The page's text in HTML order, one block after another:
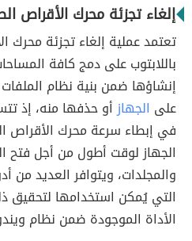
إلغاء تجزئة محرك الأقراص
تعتمد عملية إلغاء تجزئة محرك
باللابتوب على دمج كافة
إنشاؤها ضمن بنية نظام
على الجهازأو حذفها منه، إذ
في إبطاء سرعة محرك الأقراص
الجهاز لوقت أطول من أجل فتح
والمجلدات، ويتوافر العديد من
التي يُمكن استخدامها لتحقيق
الأداة الموجودة ضمن نظام